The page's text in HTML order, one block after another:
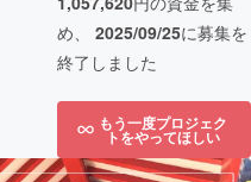
め、 2025/09/25に募集を
終了しました
もう一度プロジェク
トをやってほしい